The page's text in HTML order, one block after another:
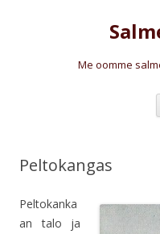
Me oomme
Peltokangas
Peltokanka
an talo ja